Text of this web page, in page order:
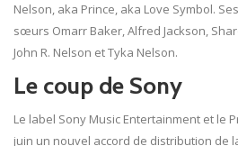
Nelson, aka Prince, aka Love Symbol.
sœurs Omarr Baker, Alfred Jackson,
John R. Nelson et Tyka Nelson.
Le coup de Sony
Le label Sony Music Entertainment et le
juin un nouvel accord de distribution de